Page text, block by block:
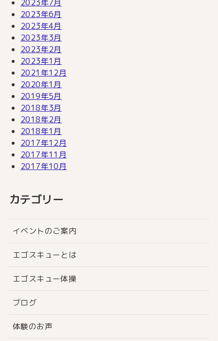
2023年7月
2023年6月
2023年4月
2023年3月
2023年2月
2023年1月
2021年12月
2020年1月
2019年5月
2018年3月
2018年2月
2018年1月
2017年12月
2017年11月
2017年10月
カテゴリー
イベントのご案内
エゴスキューとは
エゴスキュー体操
ブログ
体験のお声